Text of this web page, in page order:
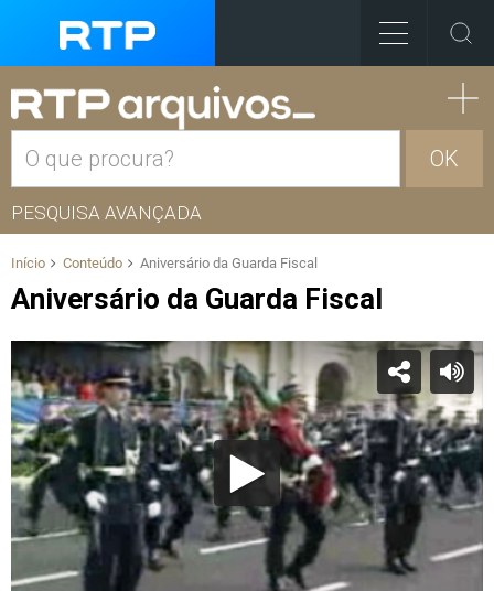
OK
PESQUISA AVANÇADA
Início Conteúdo Aniversário da Guarda Fiscal
Aniversário da Guarda Fiscal